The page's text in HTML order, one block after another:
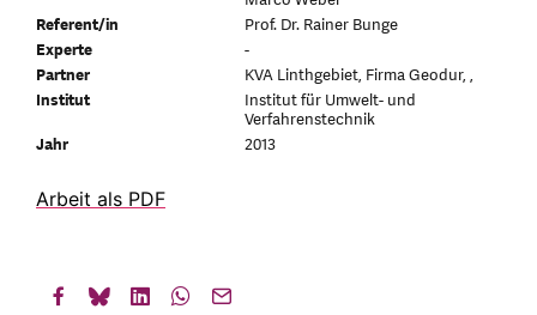
Referent/in
Prof. Dr. Rainer Bunge
Experte
-
Partner
KVA Linthgebiet, Firma Geodur, ,
Institut
Institut für Umwelt- und
Verfahrenstechnik
Jahr
2013
Arbeit als PDF